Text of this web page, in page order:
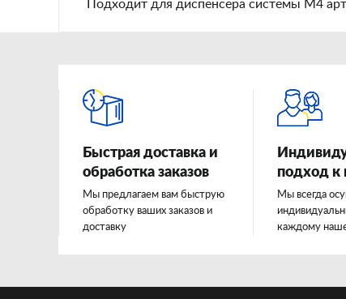
Подходит для диспенсера системы M4
Быстрая доставка и
обработка заказов
Мы предлагаем вам быструю
обработку ваших заказов и
доставку
подход к
Мы всегда
каждому